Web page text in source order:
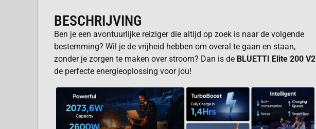
BESCHRIJVING
Ben je een avontuurlijke reiziger die altijd op zoek is naar de volgende
bestemming? Wil je de vrijheid hebben om overal te gaan en staan,
zonder je zorgen te maken over stroom? Dan is de BLUETTI Elite 200 V2
de perfecte energieoplossing voor jou!